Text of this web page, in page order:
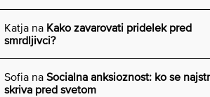
Katja na Kako zavarovati pridelek pred
smrdljivci?
Sofia na Socialna anksioznost: ko se
skriva pred svetom